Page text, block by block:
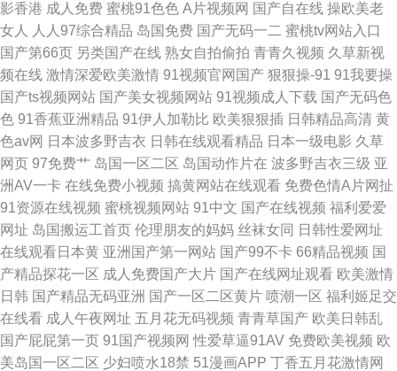
影香港 成人免费 蜜桃91色色 A片视频网 国产自在线 操欧美老
女人
人人97综合精品 岛国免费 国产无码一二 蜜桃tv网站入口
国产第66页 另类国产在线 熟女自拍偷拍 青青久视频 久草新视
频在线 激情深爱欧美激情 91视频官网国产 狠狠操-91 91我要操
国产ts视频网站 国产美女视频网站 91视频成人下载 国产无码色
色 91香蕉亚洲精品 91伊人加勒比 欧美狠狠插 日韩精品高清 黄
色av网 日本波多野吉衣 日韩在线观看精品 日本一级电影 久草
网页 97免费艹 岛国一区二区 岛国动作片在 波多野吉衣三级 亚
洲AV一卡 在线免费小视频 搞黄网站在线观看 免费色情A片网扯
91资源在线视频 蜜桃视频网站 91中文 国产在线视频 福利爱爱
网址 岛国搬运工首页 伦理朋友的妈妈 丝袜女同 日韩性爱网址
在线观看日本黄 亚洲国产第一网站 国产99不卡 66精品视频 国
产精品探花一区 成人免费国产大片 国产在线网址观看 欧美激情
日韩 国产精品无码亚洲 国产一区二区黄片 喷潮一区 福利姬足交
在线看 成人午夜网址 五月花无码视频 青青草国产 欧美日韩乱
国产屁屁第一页 91国产视频网 性爱草逼91AV 免费欧美视频 欧
美岛国一区二区 少妇喷水18禁 51漫画APP 丁香五月花激情网